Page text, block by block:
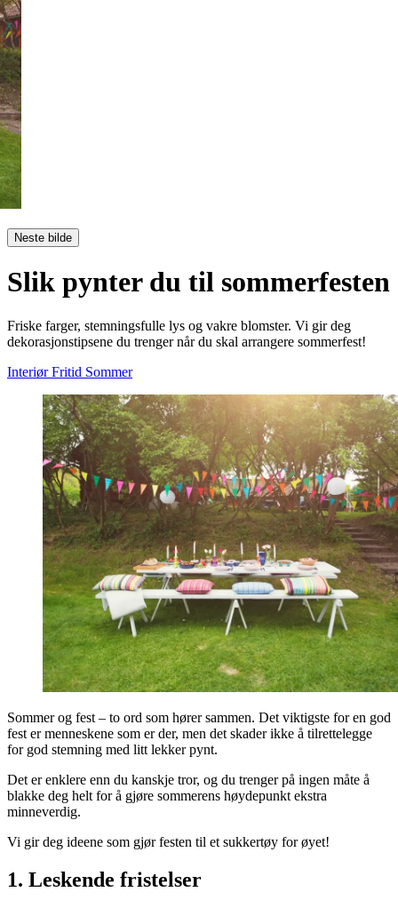
Neste bilde
Slik pynter du til sommerfesten
Friske farger, stemningsfulle lys og vakre blomster. Vi gir deg
dekorasjonstipsene du trenger når du skal arrangere sommerfest!
Interiør Fritid Sommer
Sommer og fest – to ord som hører sammen. Det viktigste for en god
fest er menneskene som er der, men det skader ikke å tilrettelegge
for god stemning med litt lekker pynt.
Det er enklere enn du kanskje tror, og du trenger på ingen måte å
blakke deg helt for å gjøre sommerens høydepunkt ekstra
minneverdig.
Vi gir deg ideene som gjør festen til et sukkertøy for øyet!
1. Leskende fristelser